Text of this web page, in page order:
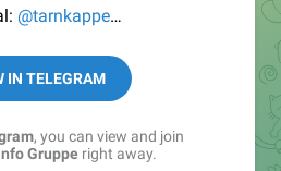
@tarnkappe
+WSW5F1VcmhliMjk6
IN TELEGRAM
, you can view and join
Grupperight away.